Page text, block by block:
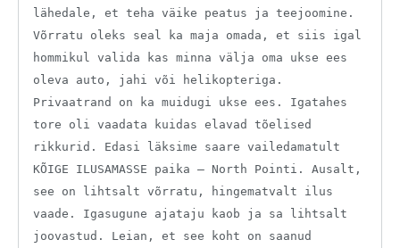
lähedale, et teha väike peatus ja teejoomine.
Võrratu oleks seal ka maja omada, et siis igal
hommikul valida kas minna välja oma ukse ees
oleva auto, jahi või helikopteriga.
Privaatrand on ka muidugi ukse ees. Igatahes
tore oli vaadata kuidas elavad tõelised
rikkurid. Edasi läksime saare vailedamatult
KÕIGE ILUSAMASSE paika – North Pointi. Ausalt,
see on lihtsalt võrratu, hingematvalt ilus
vaade. Igasugune ajataju kaob ja sa lihtsalt
joovastud. Leian, et see koht on saanud